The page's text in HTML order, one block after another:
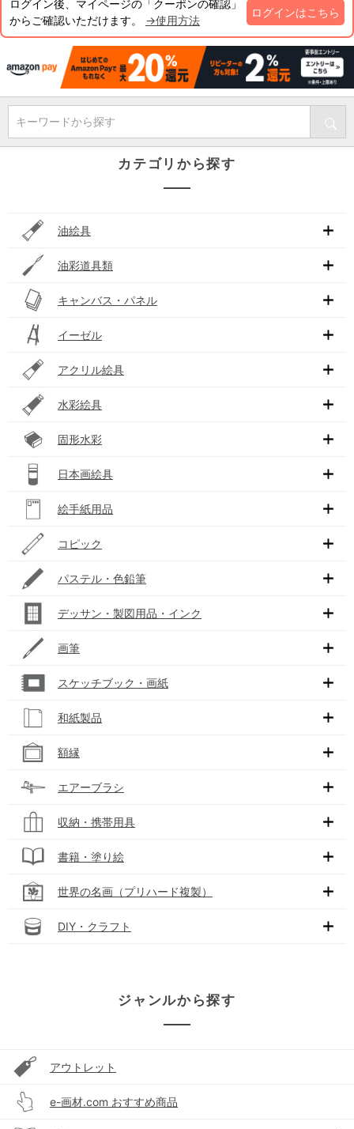
ログイン後、マイページの「クーポンの確認」
からご確認いただけます。 →使用方法
ログインはこちら
キーワードから探す
カテゴリから探す
油絵具
油彩道具類
キャンバス・パネル
イーゼル
アクリル絵具
水彩絵具
固形水彩
日本画絵具
絵手紙用品
コピック
パステル・色鉛筆
デッサン・製図用品・インク
画筆
スケッチブック・画紙
和紙製品
額縁
エアーブラシ
収納・携帯用具
書籍・塗り絵
世界の名画（プリハード複製）
DIY・クラフト
ジャンルから探す
アウトレット
e-画材.com おすすめ商品